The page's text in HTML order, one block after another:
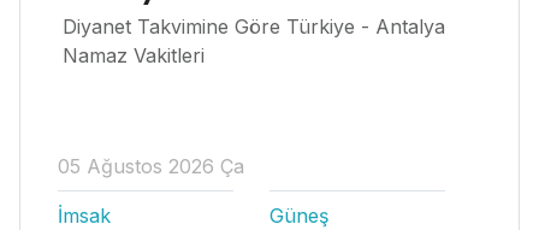
Diyanet Takvimine Göre Türkiye - Antalya
Namaz Vakitleri
05 Ağustos 2026 Ça
İmsak
Güneş